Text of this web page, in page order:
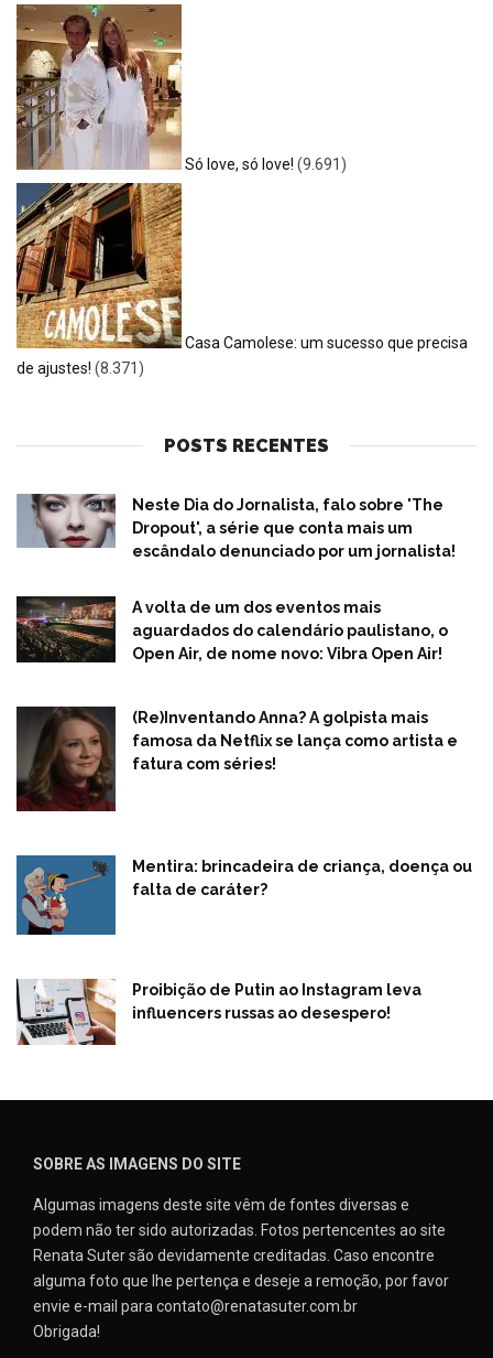
Só love, só love! (9.691)
Casa Camolese: um sucesso que precisa
de ajustes! (8.371)
POSTS RECENTES
Neste Dia do Jornalista, falo sobre 'The
Dropout', a série que conta mais um
escândalo denunciado por um jornalista!
A volta de um dos eventos mais
aguardados do calendário paulistano, o
Open Air, de nome novo: Vibra Open Air!
(Re)Inventando Anna? A golpista mais
famosa da Netflix se lança como artista e
fatura com séries!
Mentira: brincadeira de criança, doença ou
falta de caráter?
Proibição de Putin ao Instagram leva
influencers russas ao desespero!
SOBRE AS IMAGENS DO SITE
Algumas imagens deste site vêm de fontes diversas e
podem não ter sido autorizadas. Fotos pertencentes ao site
Renata Suter são devidamente creditadas. Caso encontre
alguma foto que lhe pertença e deseje a remoção, por favor
envie e-mail para contato@renatasuter.com.br
Obrigada!